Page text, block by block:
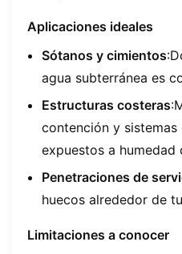
Aplicaciones ideales
Sótanos y cimientos
agua subterránea es
Estructuras costeras
contención y
expuestos a humedad
Penetraciones de
huecos alrededor de
Limitaciones a conocer